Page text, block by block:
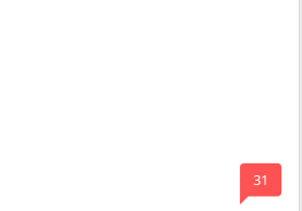
mode_comment
31